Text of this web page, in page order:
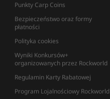
Punkty Carp Coins
Bezpieczeństwo oraz formy
płatności
Polityka cookies
Wyniki Konkursów+
organizowanych przez Rockworld
Regulamin Karty Rabatowej
Program Lojalnościowy Rockworld